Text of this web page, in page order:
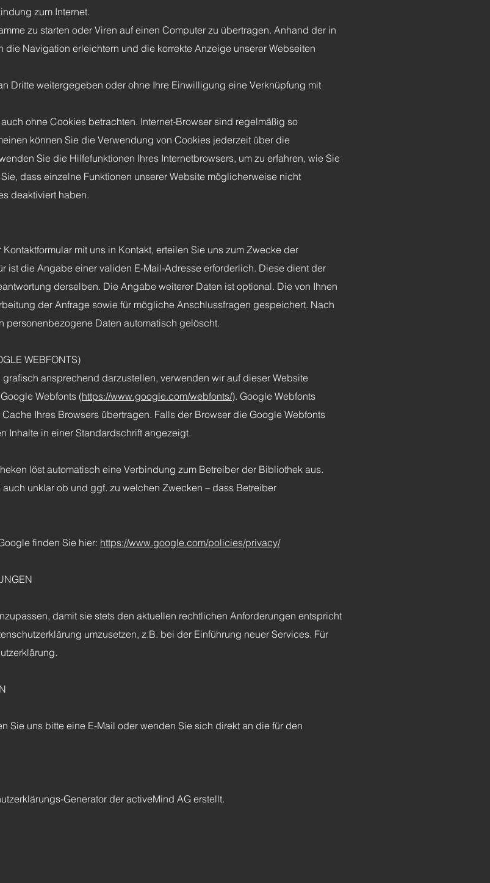
zum Internet.
zu starten oder Viren auf einen Computer zu übertragen. Anhand der in
die Navigation erleichtern und die korrekte Anzeige unserer Webseiten
Dritte weitergegeben oder ohne Ihre Einwilligung eine Verknüpfung mit
ohne Cookies betrachten. Internet-Browser sind regelmäßig so
können Sie die Verwendung von Cookies jederzeit über die
Sie die Hilfefunktionen Ihres Internetbrowsers, um zu erfahren, wie Sie
dass einzelne Funktionen unserer Website möglicherweise nicht
deaktiviert haben.
mit uns in Kontakt, erteilen Sie uns zum Zwecke der
ist die Angabe einer validen E-Mail-Adresse erforderlich. Diese dient der
derselben. Die Angabe weiterer Daten ist optional. Die von Ihnen
der Anfrage sowie für mögliche Anschlussfragen gespeichert. Nach
Daten automatisch gelöscht.
WEBFONTS)
ansprechend darzustellen, verwenden wir auf dieser Website
Webfonts (https://www.google.com/webfonts/). Google Webfonts
Ihres Browsers übertragen. Falls der Browser die Google Webfonts
Inhalte in einer Standardschrift angezeigt.
löst automatisch eine Verbindung zum Betreiber der Bibliothek aus.
unklar ob und ggf. zu welchen Zwecken – dass Betreiber
finden Sie hier: https://www.google.com/policies/privacy/
damit sie stets den aktuellen rechtlichen Anforderungen entspricht
umzusetzen, z.B. bei der Einführung neuer Services. Für
Sie uns bitte eine E-Mail oder wenden Sie sich direkt an die für den
Generator der activeMind AG erstellt.